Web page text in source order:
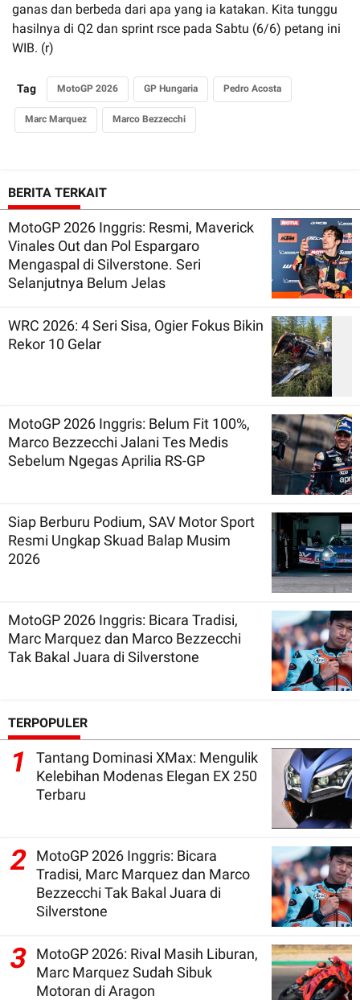
ganas dan berbeda dari apa yang ia katakan. Kita tunggu
hasilnya di Q2 dan sprint rsce pada Sabtu (6/6) petang ini
WIB. (r)
Tag MotoGP 2026 GP Hungaria Pedro Acosta
Marc Marquez Marco Bezzecchi
BERITA TERKAIT
MotoGP 2026 Inggris: Resmi, Maverick
Vinales Out dan Pol Espargaro
Mengaspal di Silverstone. Seri
Selanjutnya Belum Jelas
WRC 2026: 4 Seri Sisa, Ogier Fokus Bikin
Rekor 10 Gelar
MotoGP 2026 Inggris: Belum Fit 100%,
Marco Bezzecchi Jalani Tes Medis
Sebelum Ngegas Aprilia RS-GP
Siap Berburu Podium, SAV Motor Sport
Resmi Ungkap Skuad Balap Musim
2026
MotoGP 2026 Inggris: Bicara Tradisi,
Marc Marquez dan Marco Bezzecchi
Tak Bakal Juara di Silverstone
TERPOPULER
1
Tantang Dominasi XMax: Mengulik
Kelebihan Modenas Elegan EX 250
Terbaru
2
MotoGP 2026 Inggris: Bicara
Tradisi, Marc Marquez dan Marco
Bezzecchi Tak Bakal Juara di
Silverstone
3
MotoGP 2026: Rival Masih Liburan,
Marc Marquez Sudah Sibuk
Motoran di Aragon